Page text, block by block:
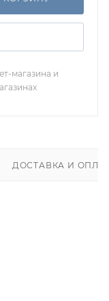
магазина и
ДОСТАВКА И